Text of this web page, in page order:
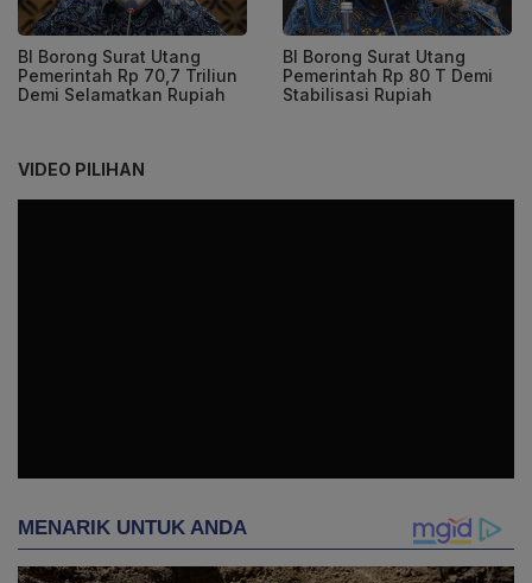
BI Borong Surat Utang
Pemerintah Rp 70,7 Triliun
Demi Selamatkan Rupiah
BI Borong Surat Utang
Pemerintah Rp 80 T Demi
Stabilisasi Rupiah
VIDEO PILIHAN